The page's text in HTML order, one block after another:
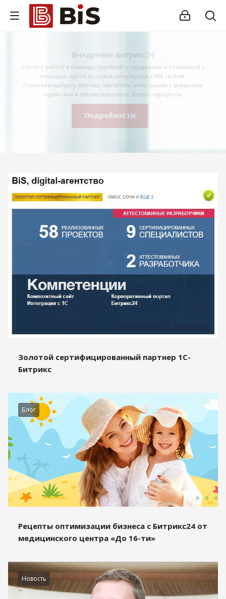
Внедрение Битрикс24
Стройте работу в команде, управляйте продажами и компанией с
помощью одной из самых популярных CRM-систем.
Помогаем выбрать версию, настроить интеграцию с внешними
сервисами и автоматизировать бизнес-процессы.
Подробности
Золотой сертифицированный партнер 1С-
Битрикс
Блог
Рецепты оптимизации бизнеса с Битрикс24 от
медицинского центра «До 16-ти»
Новость